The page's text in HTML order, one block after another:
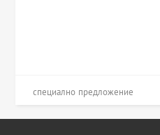
специално предложение